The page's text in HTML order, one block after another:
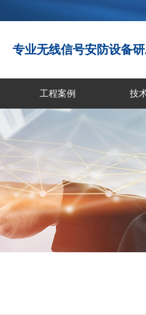
专业无线信号安防设备
工程案例 技